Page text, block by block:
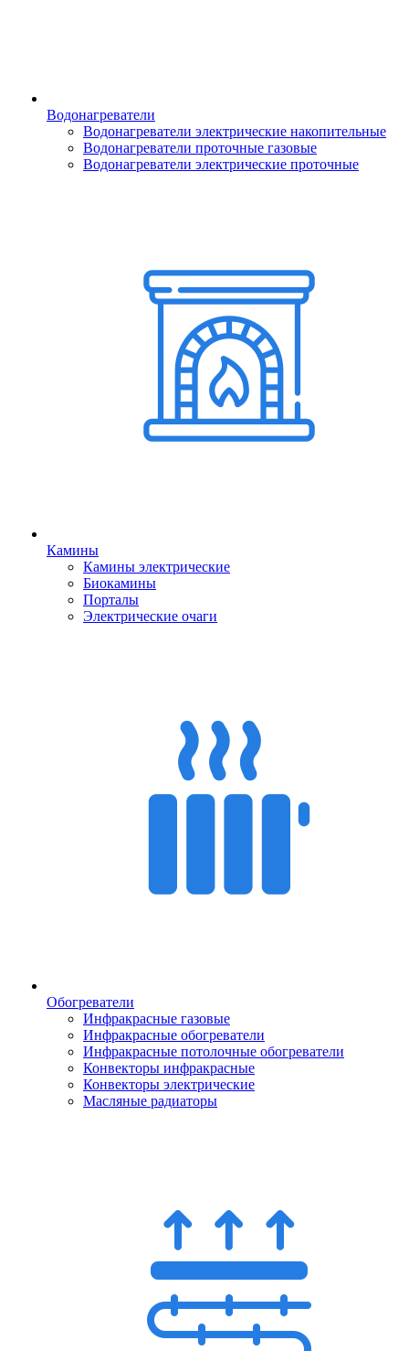
Водонагреватели
Водонагреватели электрические накопительные
Водонагреватели проточные газовые
Водонагреватели электрические проточные
Камины
Камины электрические
Биокамины
Порталы
Электрические очаги
Обогреватели
Инфракрасные газовые
Инфракрасные обогреватели
Инфракрасные потолочные обогреватели
Конвекторы инфракрасные
Конвекторы электрические
Масляные радиаторы